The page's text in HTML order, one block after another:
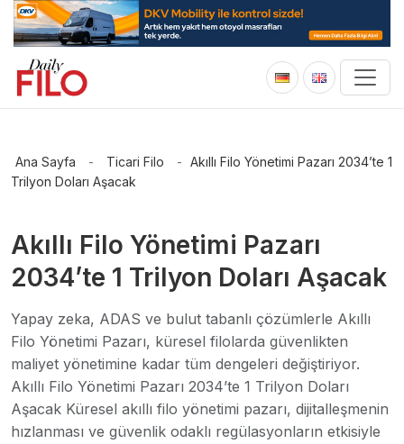
Ana Sayfa - Ticari Filo - Akıllı Filo Yönetimi Pazarı 2034’te 1
Trilyon Doları Aşacak
Akıllı Filo Yönetimi Pazarı
2034’te 1 Trilyon Doları Aşacak
Yapay zeka, ADAS ve bulut tabanlı çözümlerle Akıllı
Filo Yönetimi Pazarı, küresel filolarda güvenlikten
maliyet yönetimine kadar tüm dengeleri değiştiriyor.
Akıllı Filo Yönetimi Pazarı 2034’te 1 Trilyon Doları
Aşacak Küresel akıllı filo yönetimi pazarı, dijitalleşmenin
hızlanması ve güvenlik odaklı regülasyonların etkisiyle